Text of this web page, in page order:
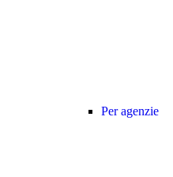
Per agenzie